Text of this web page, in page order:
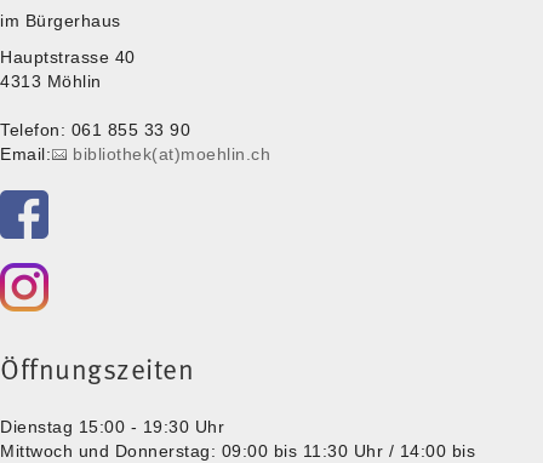
im Bürgerhaus
Hauptstrasse 40
4313 Möhlin
Telefon: 061 855 33 90
Email:
bibliothek(at)moehlin.ch
Öffnungszeiten
Dienstag 15:00 - 19:30 Uhr
Mittwoch und Donnerstag: 09:00 bis 11:30 Uhr / 14:00 bis